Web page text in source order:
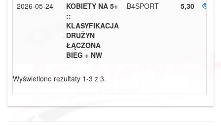
2026-05-24
KOBIETY NA 5+
::
KLASYFIKACJA
DRUŻYN
ŁĄCZONA
BIEG + NW
B4SPORT 5,30
Wyświetlono rezultaty 1-3 z 3.